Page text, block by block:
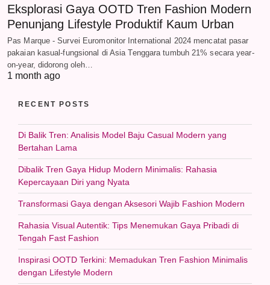
Eksplorasi Gaya OOTD Tren Fashion Modern
Penunjang Lifestyle Produktif Kaum Urban
Pas Marque - Survei Euromonitor International 2024 mencatat pasar
pakaian kasual-fungsional di Asia Tenggara tumbuh 21% secara year-
on-year, didorong oleh…
1 month ago
RECENT POSTS
Di Balik Tren: Analisis Model Baju Casual Modern yang
Bertahan Lama
Dibalik Tren Gaya Hidup Modern Minimalis: Rahasia
Kepercayaan Diri yang Nyata
Transformasi Gaya dengan Aksesori Wajib Fashion Modern
Rahasia Visual Autentik: Tips Menemukan Gaya Pribadi di
Tengah Fast Fashion
Inspirasi OOTD Terkini: Memadukan Tren Fashion Minimalis
dengan Lifestyle Modern